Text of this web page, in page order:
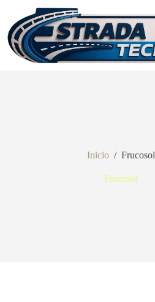
contenido
Inicio / Frucosol
Frucosol